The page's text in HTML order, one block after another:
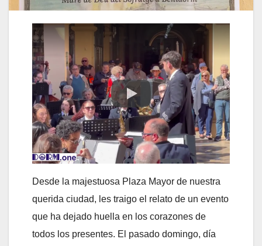
Desde la majestuosa Plaza Mayor de nuestra
querida ciudad, les traigo el relato de un evento
que ha dejado huella en los corazones de
todos los presentes. El pasado domingo, día